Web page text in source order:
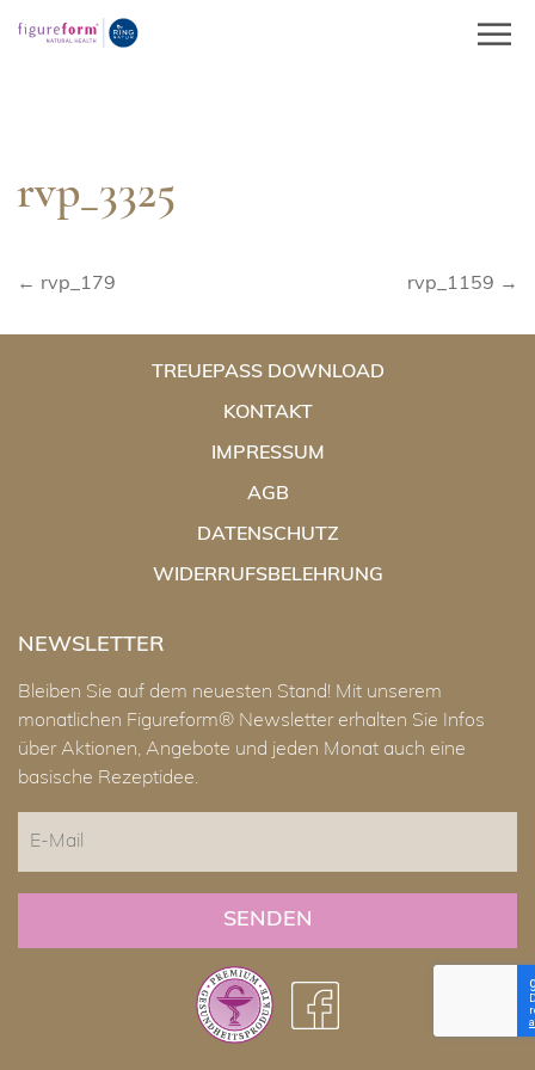
zum
rvp_3325
Beitragsnavigation
← rvp_179 rvp_1159 →
TREUEPASS DOWNLOAD
KONTAKT
IMPRESSUM
AGB
DATENSCHUTZ
WIDERRUFSBELEHRUNG
NEWSLETTER
Bleiben Sie auf dem neuesten Stand! Mit unserem
monatlichen Figureform® Newsletter erhalten Sie Infos
über Aktionen, Angebote und jeden Monat auch eine
basische Rezeptidee.
Mail
CAPTCHA